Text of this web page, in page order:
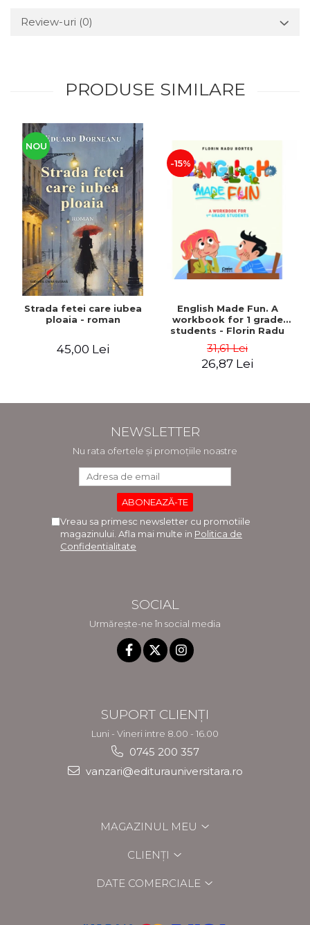
Review-uri (0)
PRODUSE SIMILARE
NOU
Strada fetei care iubea
ploaia - roman
45,00 Lei
-15%
English Made Fun. A
workbook for 1 grade
students - Florin Radu
31,61 Lei
26,87 Lei
NEWSLETTER
Nu rata ofertele și promoțiile noastre
Vreau sa primesc newsletter cu promotiile
magazinului. Afla mai multe in Politica de
Confidentialitate
SOCIAL
Urmărește-ne în social media
SUPORT CLIENȚI
Luni - Vineri intre 8.00 - 16.00
0745 200 357
vanzari@editurauniversitara.ro
MAGAZINUL MEU
CLIENȚI
DATE COMERCIALE